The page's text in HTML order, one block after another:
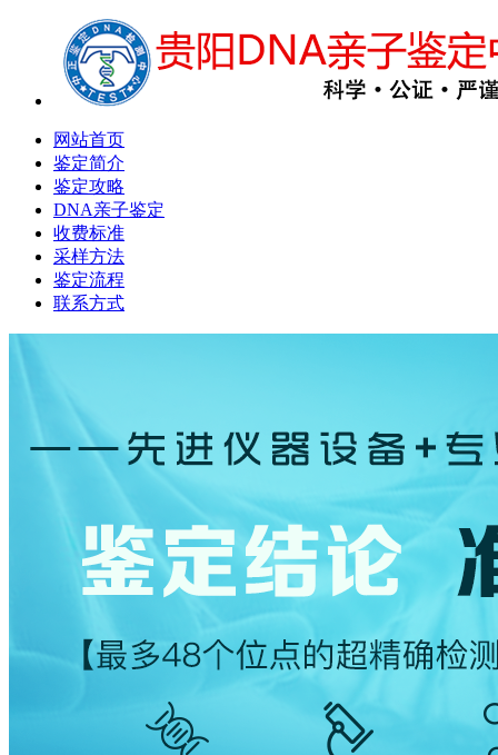
网站首页
鉴定简介
鉴定攻略
DNA亲子鉴定
收费标准
采样方法
鉴定流程
联系方式